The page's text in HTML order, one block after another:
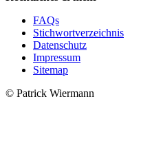
FAQs
Stichwortverzeichnis
Datenschutz
Impressum
Sitemap
© Patrick Wiermann